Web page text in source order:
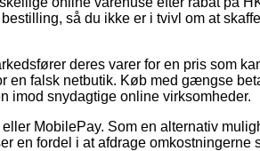
så du ikke er i tvivl om at
deres varer for en pris som
en falsk netbutik. Køb med gængse
imod snydagtige online virksomheder.
MobilePay. Som en alternativ
en fordel i at afdrage omkostningerne